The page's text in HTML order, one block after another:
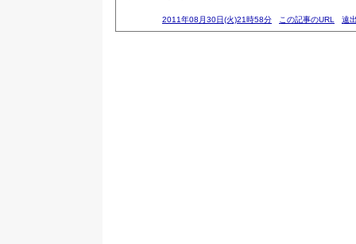
2011年08月30日(火)21時58分 この記事のURL 遠